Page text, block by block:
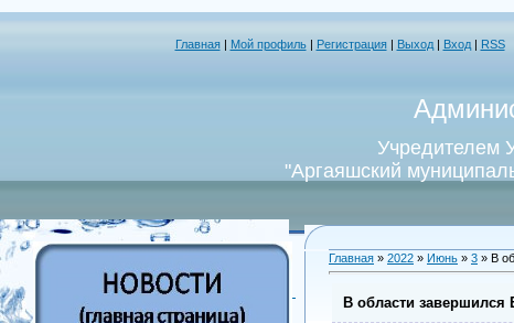
Главная| Мой профиль| Регистрация Выход| Вход RSS
Учредителем
"Аргаяшский
Главная » 2022 » Июнь » 3 » В
В области